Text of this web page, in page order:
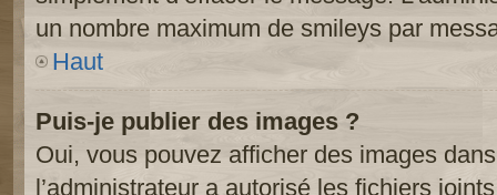
un nombre maximum de smileys par
Haut
Puis-je publier des images ?
Oui, vous pouvez afficher des images
l’administrateur a autorisé les fichiers